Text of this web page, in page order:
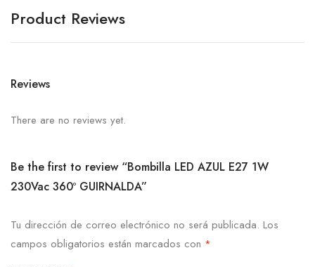
Product Reviews
Reviews
There are no reviews yet.
Be the first to review “Bombilla LED AZUL E27 1W
230Vac 360º GUIRNALDA”
Tu dirección de correo electrónico no será publicada. Los
campos obligatorios están marcados con *